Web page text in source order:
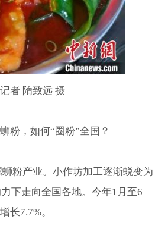
者 隋致远 摄
粉，如何“圈粉”全国？
粉产业。小作坊加工逐渐蜕变为
下走向全国各地。今年1月至6
长7.7%。